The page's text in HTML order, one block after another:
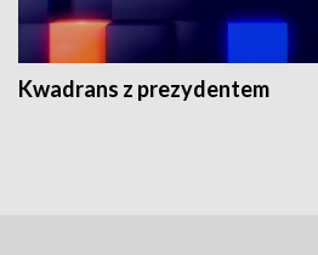
Kwadrans z prezydentem